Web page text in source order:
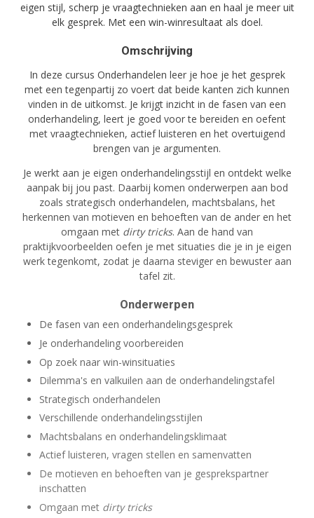
eigen stijl, scherp je vraagtechnieken aan en haal je meer uit
elk gesprek. Met een win-winresultaat als doel.
Omschrijving
In deze cursus Onderhandelen leer je hoe je het gesprek
met een tegenpartij zo voert dat beide kanten zich kunnen
vinden in de uitkomst. Je krijgt inzicht in de fasen van een
onderhandeling, leert je goed voor te bereiden en oefent
met vraagtechnieken, actief luisteren en het overtuigend
brengen van je argumenten.
Je werkt aan je eigen onderhandelingsstijl en ontdekt welke
aanpak bij jou past. Daarbij komen onderwerpen aan bod
zoals strategisch onderhandelen, machtsbalans, het
herkennen van motieven en behoeften van de ander en het
omgaan met dirty tricks. Aan de hand van
praktijkvoorbeelden oefen je met situaties die je in je eigen
werk tegenkomt, zodat je daarna steviger en bewuster aan
tafel zit.
Onderwerpen
De fasen van een onderhandelingsgesprek
Je onderhandeling voorbereiden
Op zoek naar win-winsituaties
Dilemma's en valkuilen aan de onderhandelingstafel
Strategisch onderhandelen
Verschillende onderhandelingsstijlen
Machtsbalans en onderhandelingsklimaat
Actief luisteren, vragen stellen en samenvatten
De motieven en behoeften van je gesprekspartner
inschatten
Omgaan met dirty tricks